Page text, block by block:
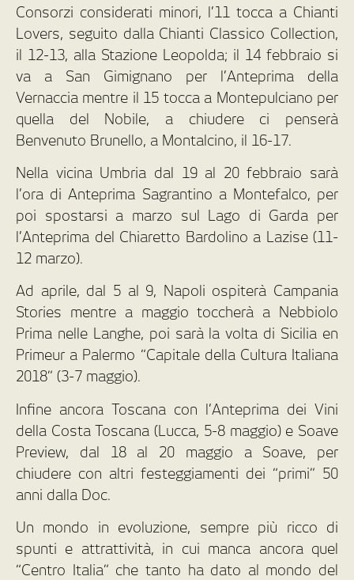
Consorzi considerati minori, l’11 tocca a Chianti
Lovers, seguito dalla Chianti Classico Collection,
il 12-13, alla Stazione Leopolda; il 14 febbraio si
va a San Gimignano per l’Anteprima della
Vernaccia mentre il 15 tocca a Montepulciano per
quella del Nobile, a chiudere ci penserà
Benvenuto Brunello, a Montalcino, il 16-17.
Nella vicina Umbria dal 19 al 20 febbraio sarà
l’ora di Anteprima Sagrantino a Montefalco, per
poi spostarsi a marzo sul Lago di Garda per
l’Anteprima del Chiaretto Bardolino a Lazise (11-
12 marzo).
Ad aprile, dal 5 al 9, Napoli ospiterà Campania
Stories mentre a maggio toccherà a Nebbiolo
Prima nelle Langhe, poi sarà la volta di Sicilia en
Primeur a Palermo “Capitale della Cultura Italiana
2018” (3-7 maggio).
Infine ancora Toscana con l’Anteprima dei Vini
della Costa Toscana (Lucca, 5-8 maggio) e Soave
Preview, dal 18 al 20 maggio a Soave, per
chiudere con altri festeggiamenti dei “primi” 50
anni dalla Doc.
Un mondo in evoluzione, sempre più ricco di
spunti e attrattività, in cui manca ancora quel
“Centro Italia” che tanto ha dato al mondo del